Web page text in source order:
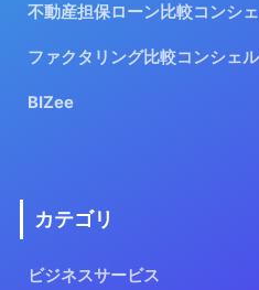
不動産担保ローン比較コンシ
ファクタリング比較コンシェル
BIZee
カテゴリ
ビジネスサービス